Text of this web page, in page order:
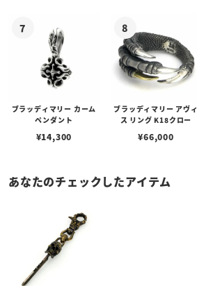
ブラッディマリー カーム
ペンダント
¥14,300
ブラッディマリー アヴィ
ス リング K18クロー
¥66,000
あなたのチェックしたアイテム